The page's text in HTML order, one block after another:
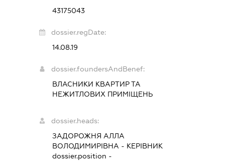
43175043
dossier.regDate:
14.08.19
dossier.foundersAndBenef:
ВЛАСНИКИ КВАРТИР ТА
НЕЖИТЛОВИХ ПРИМІЩЕНЬ
dossier.heads:
ЗАДОРОЖНЯ АЛЛА
ВОЛОДИМИРІВНА - КЕРІВНИК
dossier.position -